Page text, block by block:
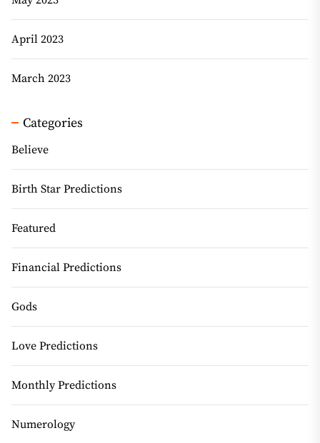
April 2023
March 2023
Categories
Believe
Birth Star Predictions
Featured
Financial Predictions
Gods
Love Predictions
Monthly Predictions
Numerology